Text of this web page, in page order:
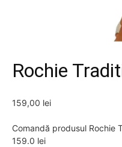
Rochie
159,00 lei
Comandă produsul Rochie
159.0 lei